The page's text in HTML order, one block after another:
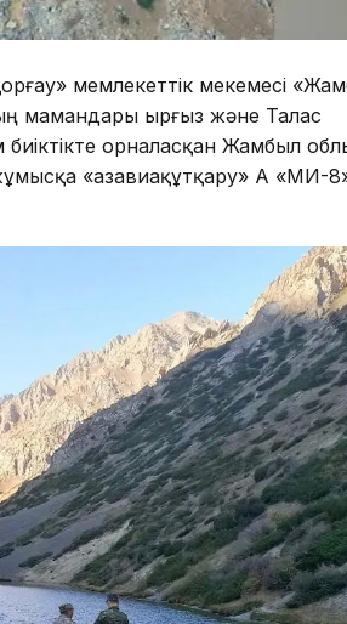
мемлекеттік мекемесі
мамандары Қырғыз және Талас
орналасқан Жамбыл
«Қазавиақұтқару» АҚ «МИ-